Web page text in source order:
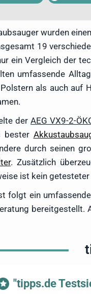
wurden
19
ein Vergleich der
umfassende
als auch auf
der AEG VX9-2-
bester
durch seinen
. Zusätzlich
ist kein
folgt ein
bereitgestellt.
"tipps.de